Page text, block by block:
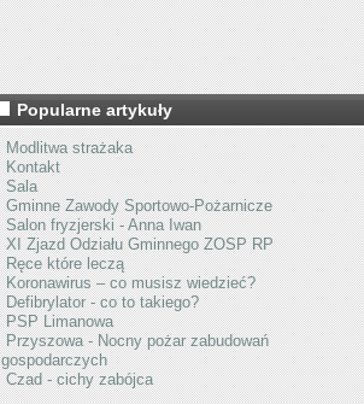
Popularne artykuły
Modlitwa strażaka
Kontakt
Sala
Gminne Zawody Sportowo-Pożarnicze
Salon fryzjerski - Anna Iwan
XI Zjazd Odziału Gminnego ZOSP RP
Ręce które leczą
Koronawirus – co musisz wiedzieć?
Defibrylator - co to takiego?
PSP Limanowa
Przyszowa - Nocny pożar zabudowań
gospodarczych
Czad - cichy zabójca